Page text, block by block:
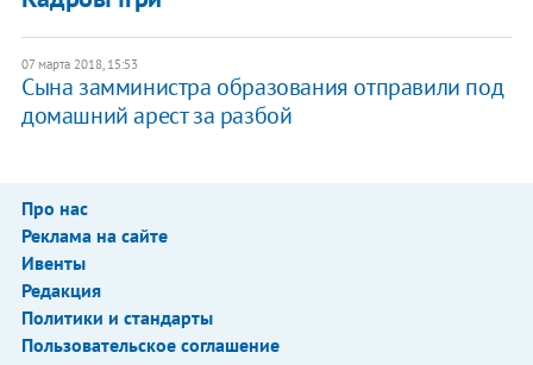
07 марта 2018, 15:53
Сына замминистра образования отправили под
домашний арест за разбой
Про нас
Реклама на сайте
Ивенты
Редакция
Политики и стандарты
Пользовательское соглашение